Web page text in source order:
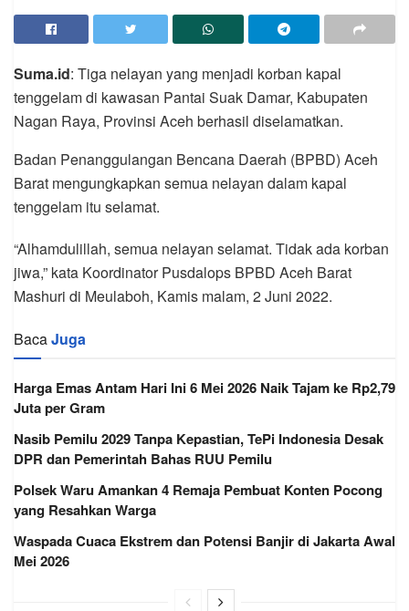
Suma.id: Tiga nelayan yang menjadi korban kapal
tenggelam di kawasan Pantai Suak Damar, Kabupaten
Nagan Raya, Provinsi Aceh berhasil diselamatkan.
Badan Penanggulangan Bencana Daerah (BPBD) Aceh
Barat mengungkapkan semua nelayan dalam kapal
tenggelam itu selamat.
“Alhamdulillah, semua nelayan selamat. Tidak ada korban
jiwa,” kata Koordinator Pusdalops BPBD Aceh Barat
Mashuri di Meulaboh, Kamis malam, 2 Juni 2022.
BacaJuga
Harga Emas Antam Hari Ini 6 Mei 2026 Naik Tajam ke Rp2,79
Juta per Gram
Nasib Pemilu 2029 Tanpa Kepastian, TePi Indonesia Desak
DPR dan Pemerintah Bahas RUU Pemilu
Polsek Waru Amankan 4 Remaja Pembuat Konten Pocong
yang Resahkan Warga
Waspada Cuaca Ekstrem dan Potensi Banjir di Jakarta Awal
Mei 2026